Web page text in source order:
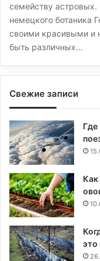
семейству астровых.
немецкого ботаника
своими красивыми и
быть различных…
Свежие записи
Где
это